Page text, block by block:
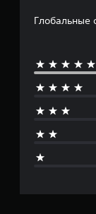
Глобальные